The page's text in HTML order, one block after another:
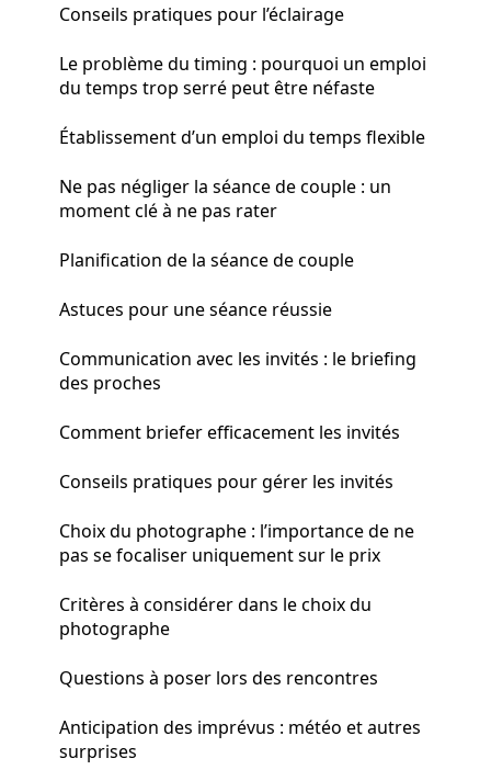
Conseils pratiques pour l’éclairage
Le problème du timing : pourquoi un emploi
du temps trop serré peut être néfaste
Établissement d’un emploi du temps flexible
Ne pas négliger la séance de couple : un
moment clé à ne pas rater
Planification de la séance de couple
Astuces pour une séance réussie
Communication avec les invités : le briefing
des proches
Comment briefer efficacement les invités
Conseils pratiques pour gérer les invités
Choix du photographe : l’importance de ne
pas se focaliser uniquement sur le prix
Critères à considérer dans le choix du
photographe
Questions à poser lors des rencontres
Anticipation des imprévus : météo et autres
surprises